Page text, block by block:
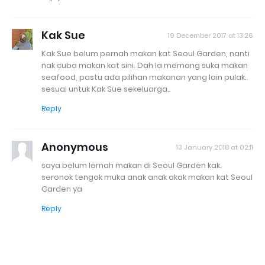
Kak Sue 19 December 2017 at 13:26
Kak Sue belum pernah makan kat Seoul Garden, nanti
nak cuba makan kat sini. Dah la memang suka makan
seafood, pastu ada pilihan makanan yang lain pulak..
sesuai untuk Kak Sue sekeluarga..
Reply
Anonymous 13 January 2018 at 02:11
saya belum lernah makan di Seoul Garden kak.
seronok tengok muka anak anak akak makan kat Seoul
Garden ya
Reply